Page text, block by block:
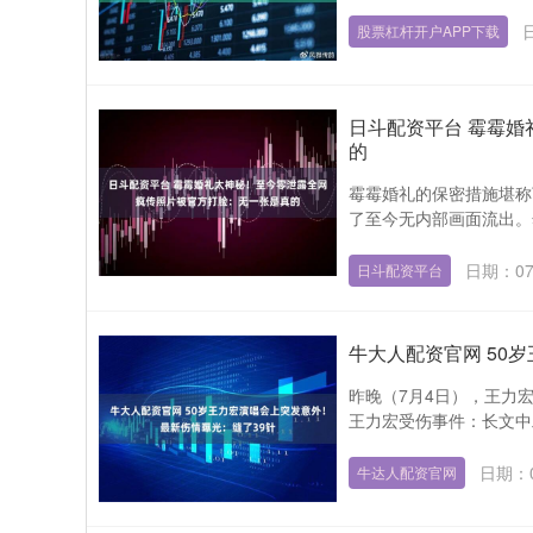
股票杠杆开户APP下载
日斗配资平台 霉霉
的
霉霉婚礼的保密措施堪
了至今无内部画面流出
日斗配资平台 日期：
牛大人配资官网 50
昨晚（7月4日），王力
王力宏受伤事件：长文
牛达人配资官网 日期